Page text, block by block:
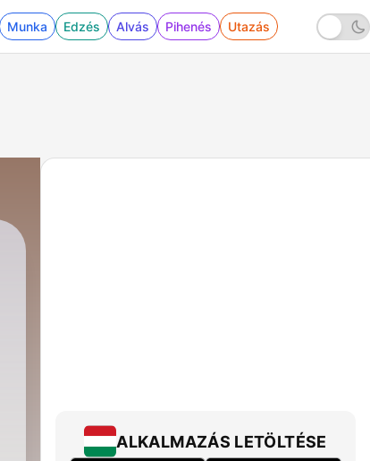
Munka Edzés Alvás Pihenés Utazás
ALKALMAZÁS LETÖLTÉSE